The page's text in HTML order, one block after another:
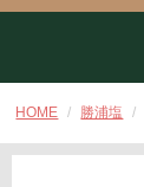
HOME 勝浦塩